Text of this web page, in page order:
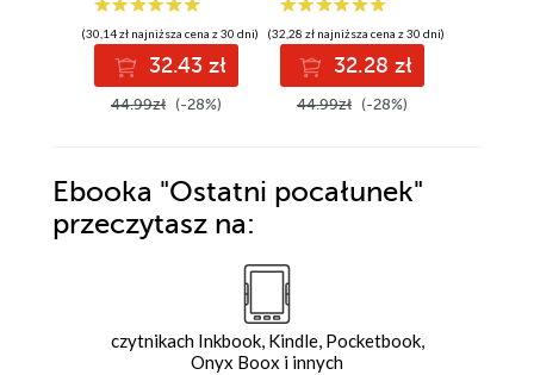
(30,14 zł najniższa cena z 30 dni)
32.43 zł
44.99zł (-28%)
(32,28 zł najniższa cena z 30 dni)
32.28 zł
44.99zł (-28%)
Ebooka "Ostatni pocałunek"
przeczytasz na:
czytnikach Inkbook, Kindle, Pocketbook,
Onyx Boox i innych